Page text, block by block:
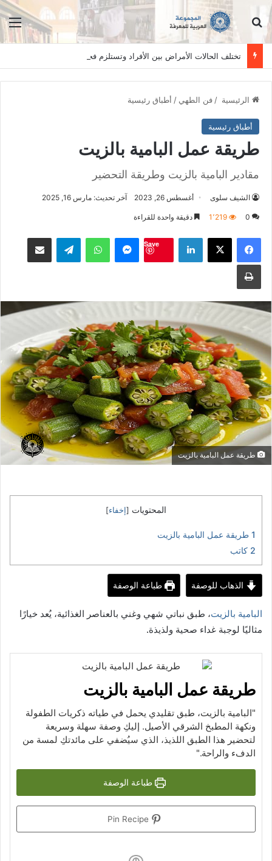
ابحث عن
الرئيسية /فن الطهي / أطباق رئيسية
أطباق رئيسية
طريقة عمل البامية بالزيت
مقادير البامية بالزيت وطريقة التحضير
الشيف سلوى أغسطس 26, 2023 آخر تحديث: مارس 16, 2025
0 1٬219 دقيقة واحدة للقراءة
فيسبوك ‫X لينكدإن
Save
ماسنجر واتساب تيلقرام مشاكة بواسطة البريد
طباعة
طريقة عمل البامية بالزيت
المحتويات [ إخفاء]
1 طريقة عمل البامية بالزيت
2 كاتب
الذهاب للوصفة طباعة الوصفة
البامية بالزيت، طبق نباتي شهي وغني بالعناصر الغذائية، يُعد خيارًا
مثاليًا لوجبة غداء صحية ولذيذة.
طريقة عمل البامية بالزيت
"البامية بالزيت، طبق تقليدي يحمل في طياته ذكريات الطفولة
ونكهة المطبخ الشرقي الأصيل. إليكِ وصفة سهلة وسريعة
لتحضير هذا الطبق اللذيذ، الذي سيُضفي على مائدتكِ لمسة من
الدفء والراحة."
طباعة الوصفة